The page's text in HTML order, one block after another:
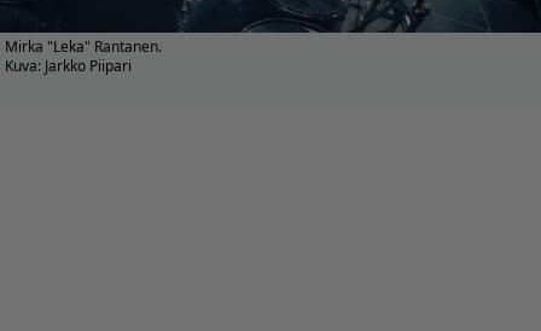
Mirka "Leka" Rantanen.
Kuva: Jarkko Piipari